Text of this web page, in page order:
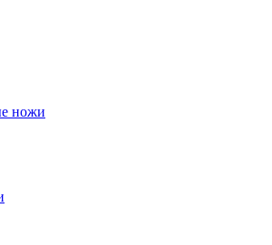
ножи